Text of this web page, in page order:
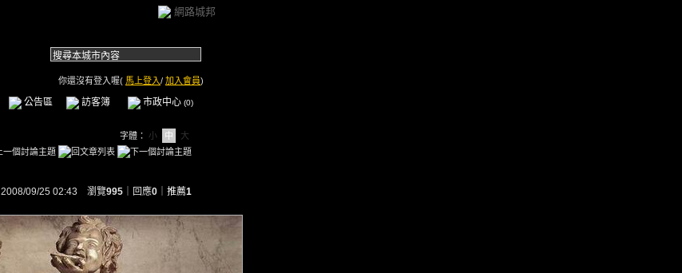
網路城邦
你還沒有登入喔( 馬上登入/ 加入會員)
公告區 訪客簿 市政中心 (0)
字體： 小 中 大
2008/09/25 02:43 瀏覽995 ｜回應0 推薦1